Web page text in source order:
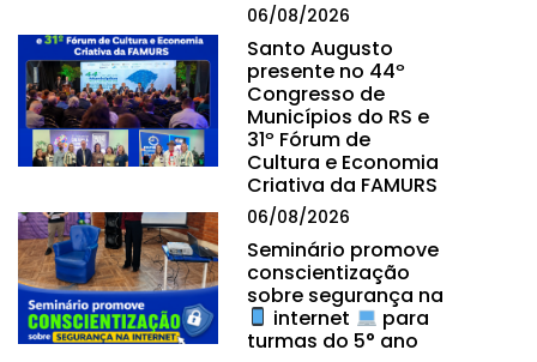
06/08/2026
Santo Augusto
presente no 44º
Congresso de
Municípios do RS e
31º Fórum de
Cultura e Economia
Criativa da FAMURS
06/08/2026
Seminário promove
conscientização
sobre segurança na
internet
para
turmas do 5° ano